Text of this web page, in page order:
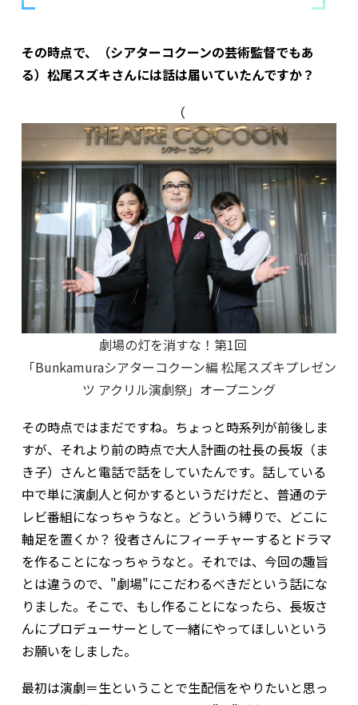
――その時点で、（シアターコクーンの芸術監督でもあ
る）松尾スズキさんには話は届いていたんですか？
（
劇場の灯を消すな！第1回
「Bunkamuraシアターコクーン編 松尾スズキプレゼン
ツ アクリル演劇祭」オープニング
その時点ではまだですね。ちょっと時系列が前後しま
すが、それより前の時点で大人計画の社長の長坂（ま
き子）さんと電話で話をしていたんです。話している
中で単に演劇人と何かするというだけだと、普通のテ
レビ番組になっちゃうなと。どういう縛りで、どこに
軸足を置くか？ 役者さんにフィーチャーするとドラマ
を作ることになっちゃうなと。それでは、今回の趣旨
とは違うので、"劇場"にこだわるべきだという話にな
りました。そこで、もし作ることになったら、長坂さ
んにプロデューサーとして一緒にやってほしいという
お願いをしました。
最初は演劇＝生ということで生配信をやりたいと思っ